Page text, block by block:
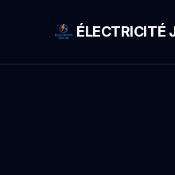
ÉLECTRICITÉ